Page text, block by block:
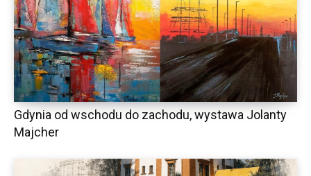
Gdynia od wschodu do zachodu, wystawa Jolanty
Majcher